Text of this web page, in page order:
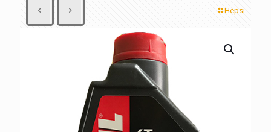
Hepsi